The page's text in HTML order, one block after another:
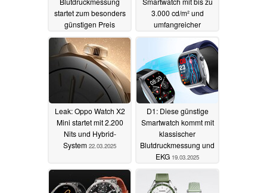
startet zum besonders
günstigen Preis
12.02.2026
3.000 cd/m² und
umfangreicher
Sensorik kommt global
auf den Markt05.01.2026
Leak: Oppo Watch X2
Mini startet mit 2.200
Nits und Hybrid-
System 22.03.2025
D1: Diese günstige
Smartwatch kommt mit
klassischer
Blutdruckmessung und
EKG 19.03.2025